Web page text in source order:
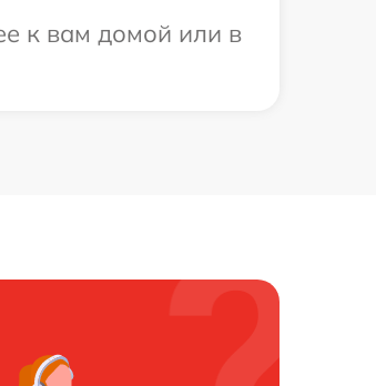
к вам домой или в